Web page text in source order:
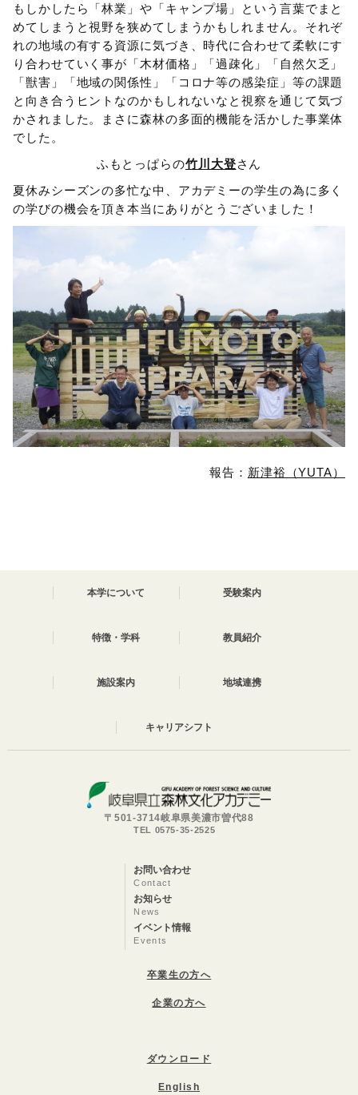
もしかしたら「林業」や「キャンプ場」という言葉でまと
めてしまうと視野を狭めてしまうかもしれません。それぞ
れの地域の有する資源に気づき、時代に合わせて柔軟にす
り合わせていく事が「木材価格」「過疎化」「自然欠乏」
「獣害」「地域の関係性」「コロナ等の感染症」等の課題
と向き合うヒントなのかもしれないなと視察を通じて気づ
かされました。まさに森林の多面的機能を活かした事業体
でした。
ふもとっぱらの竹川大登さん
夏休みシーズンの多忙な中、アカデミーの学生の為に多く
の学びの機会を頂き本当にありがとうございました！
報告： 新津裕（YUTA）
本学について 受験案内
特徴・学科 教員紹介
施設案内 地域連携
キャリアシフト
〒501-3714岐阜県美濃市曽代88
TEL 0575-35-2525
お問い合わせ
Contact
お知らせ
News
イベント情報
Events
卒業生の方へ
企業の方へ
ダウンロード
English